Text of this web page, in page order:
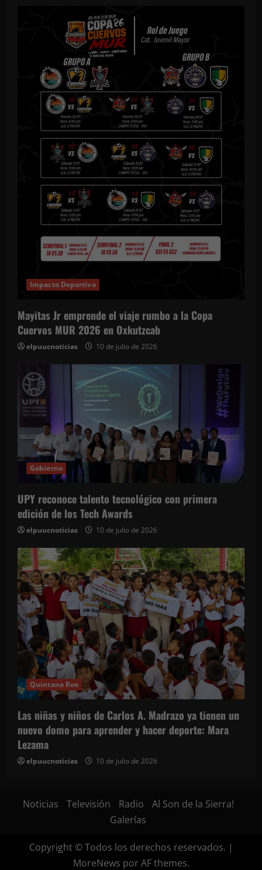
Impacto Deportivo
Mayitas Jr emprende el viaje rumbo a la Copa
Cuervos MUR 2026 en Oxkutzcab
elpuucnoticias 10 de julio de 2026
Gobierno
UPY reconoce talento tecnológico con primera
edición de los Tech Awards
elpuucnoticias 10 de julio de 2026
Quintana Roo
Las niñas y niños de Carlos A. Madrazo ya tienen un
nuevo domo para aprender y hacer deporte: Mara
Lezama
elpuucnoticias 10 de julio de 2026
Noticias Televisión Radio
Al Son de la Sierra!
Galerías
Copyright © Todos los derechos reservados. |
MoreNews por AF themes.